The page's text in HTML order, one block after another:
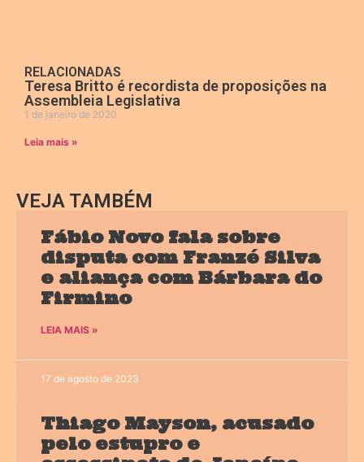
RELACIONADAS
Teresa Britto é recordista de proposições na
Assembleia Legislativa
1 de janeiro de 2020
Leia mais »
VEJA TAMBÉM
Fábio Novo fala sobre
disputa com Franzé Silva
e aliança com Bárbara do
Firmino
LEIA MAIS »
17 de agosto de 2023
Thiago Mayson, acusado
pelo estupro e